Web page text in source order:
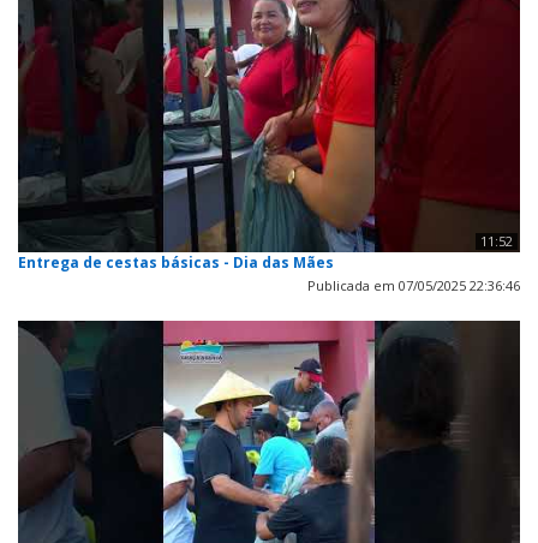
11:52
Entrega de cestas básicas - Dia das Mães
Publicada em 07/05/2025 22:36:46